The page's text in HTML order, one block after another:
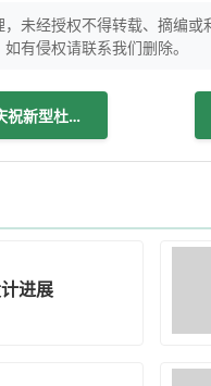
未经授权不得转载、摘编或
有侵权请联系我们删除。
上一篇：为儿子走遍加拿大的父亲庆祝新型杜氏肌营养不良症药物获批
进展